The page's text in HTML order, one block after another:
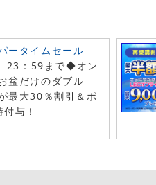
ータイムセール
23：59まで◆オン
盆だけのダブル
最大30％割引＆ポ
与！